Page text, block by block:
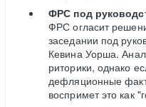
ФРС под
ФРС огласит
заседании под
Кевина Уорша.
риторики, однако
дефляционные
воспримет это как